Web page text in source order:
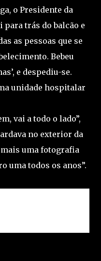
o Presidente da
trás do balcão e
as pessoas que se
Bebeu
e despediu-se.
unidade hospitalar
vai a todo o lado”,
no exterior da
uma fotografia
uma todos os anos”.